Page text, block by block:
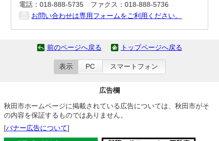
電話：018-888-5735 ファクス：018-888-5736
お問い合わせは専用フォームをご利用ください。
前のページへ戻る トップページへ戻る
表示 PC スマートフォン
広告欄
秋田市ホームページに掲載されている広告については、秋田市がそ
の内容を保証するものではありません。
[バナー広告について]